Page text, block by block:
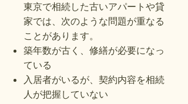
東京で相続した古いアパートや貸
家では、次のような問題が重なる
ことがあります。
築年数が古く、修繕が必要になっ
ている
入居者がいるが、契約内容を相続
人が把握していない